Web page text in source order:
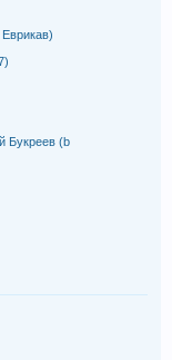
Букреев (b